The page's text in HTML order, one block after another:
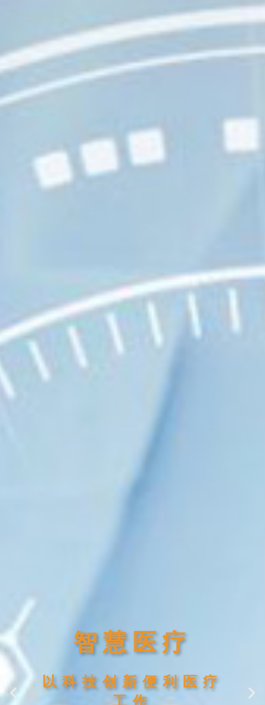
智慧医疗
以科技创新便利医疗
工作